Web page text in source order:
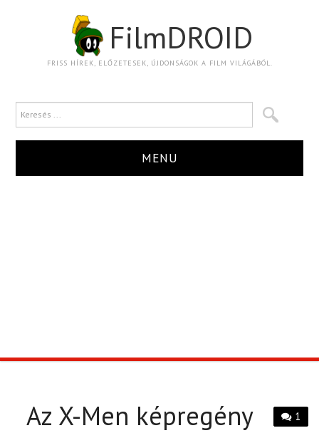
FilmDROID
FRISS HÍREK, ELŐZETESEK, ÚJDONSÁGOK A FILM VILÁGÁBÓL.
MENU
1
Az X-Men képregény